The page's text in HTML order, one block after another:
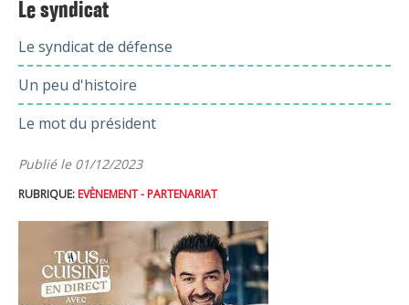
Le syndicat
Le syndicat de défense
Un peu d'histoire
Le mot du président
Publié le 01/12/2023
RUBRIQUE: EVÈNEMENT - PARTENARIAT